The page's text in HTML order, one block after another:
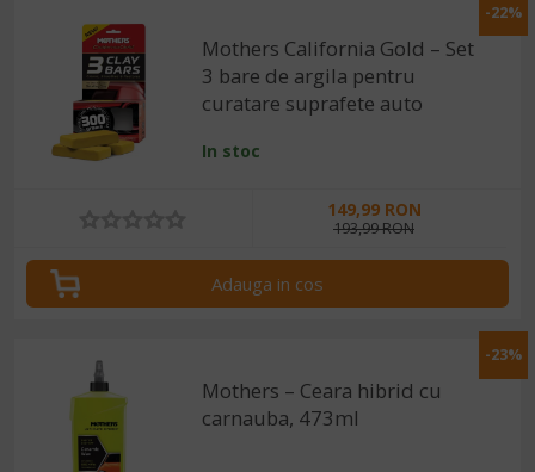
-22%
Mothers California Gold – Set
3 bare de argila pentru
curatare suprafete auto
In stoc
149,99 RON
193,99 RON
Adauga in cos
-23%
Mothers – Ceara hibrid cu
carnauba, 473ml